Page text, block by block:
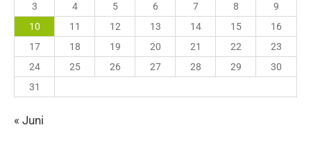
3
4 5 6 7 8
9
10
11 12 13 14 15
16
17
18 19 20 21 22
23
24
25 26 27 28 29
30
31
« Juni